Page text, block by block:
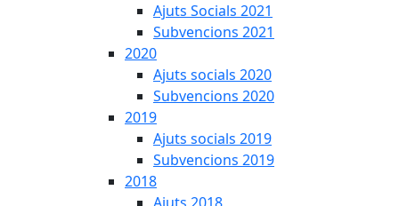
Ajuts Socials 2021
Subvencions 2021
2020
Ajuts socials 2020
Subvencions 2020
2019
Ajuts socials 2019
Subvencions 2019
2018